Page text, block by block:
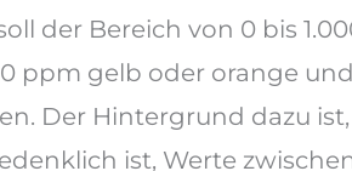
der Bereich von 0 bis
ppm gelb oder orange
Der Hintergrund dazu ist,
ist, Werte